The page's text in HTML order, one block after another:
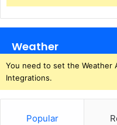
Weather
You need to set the Weather
Integrations.
Popular